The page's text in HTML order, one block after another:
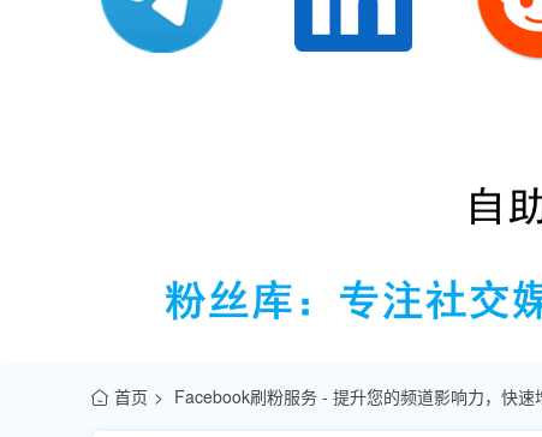
首页 Facebook刷粉服务 - 提升您的频道影响力，快速